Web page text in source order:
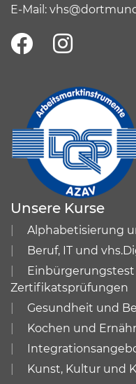
E-Mail:
Unsere Kurse
Alphabetisierung
Beruf, IT und
Einbürgerungstest
Zertifikatsprüfungen
Gesundheit und
Kochen und
Kunst, Kultur und